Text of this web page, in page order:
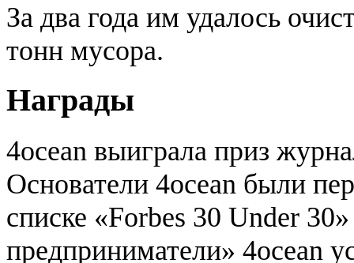
За два года им удалось
тонн мусора.
Награды
4ocean выиграла приз
Основатели 4ocean были
списке «Forbes 30 Under
предприниматели» 4ocean